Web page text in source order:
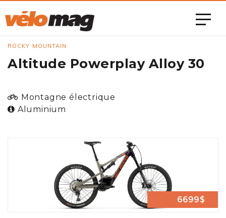
ROCKY MOUNTAIN
Altitude Powerplay Alloy 30
Montagne électrique
Aluminium
6699$